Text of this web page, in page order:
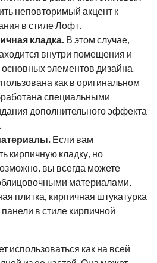
неповторимый акцент к
в стиле Лофт.
кладка. В этом случае,
внутри помещения и
элементов дизайна.
как в оригинальном
специальными
дополнительного эффекта
Если вам
кирпичную кладку, но
вы всегда можете
материалами,
плитка, кирпичная штукатурка
в стиле кирпичной
использоваться как на всей